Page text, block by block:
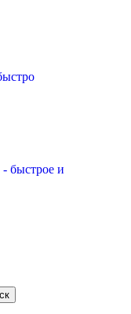
быстрое и